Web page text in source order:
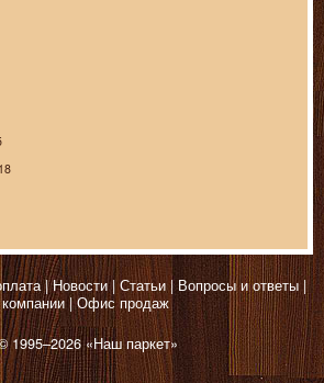
Новости Статьи Вопросы и ответы
Офис продаж
1995–2026 «Наш паркет»